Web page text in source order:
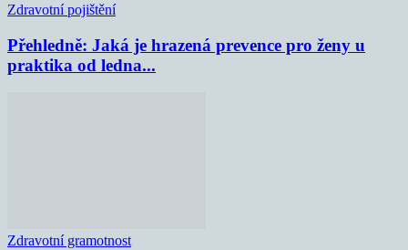
Zdravotní pojištění
Přehledně: Jaká je hrazená prevence pro ženy u
praktika od ledna...
Zdravotní gramotnost